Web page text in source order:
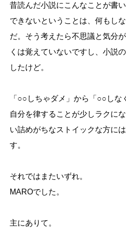
昔読んだ小説にこんなことが書
できないということは、何もし
だ。そう考えたら不思議と気分
くは覚えていないですし、小説
したけど。
「○○しちゃダメ」から「○○しな
自分を律することが少しラクに
い詰めがちなストイックな方に
す。
それではまたいずれ。
MAROでした。
主にありて。